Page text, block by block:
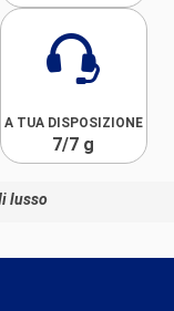
A TUA DISPOSIZIONE
7/7 g
lusso